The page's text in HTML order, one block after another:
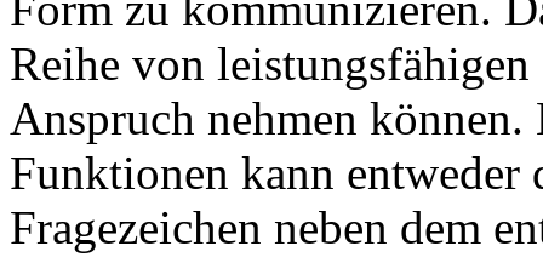
Reihe von
Anspruch nehmen
Funktionen kann
Fragezeichen neben dem